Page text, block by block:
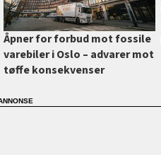
Åpner for forbud mot fossile
varebiler i Oslo –⁠ advarer mot
tøffe konsekvenser